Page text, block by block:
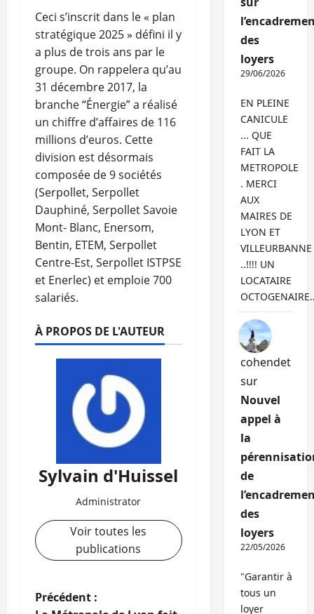
Ceci s’inscrit dans le « plan
stratégique 2025 » défini il y
a plus de trois ans par le
groupe. On rappelera qu’au
31 décembre 2017, la
branche “Énergie” a réalisé
un chiffre d’affaires de 116
millions d’euros. Cette
division est désormais
composée de 9 sociétés
(Serpollet, Serpollet
Dauphiné, Serpollet Savoie
Mont- Blanc, Enersom,
Bentin, ETEM, Serpollet
Centre-Est, Serpollet ISTPSE
et Enerlec) et emploie 700
salariés.
À PROPOS DE L'AUTEUR
Sylvain d'Huissel
Administrator
Voir toutes les
publications
N
Précédent :
des
loyers
29/06/2026
EN PLEINE
CANICULE
... QUE
FAIT LA
METROPOLE
. MERCI
AUX
MAIRES DE
LYON ET
VILLEURBANNE
..!!!! UN
LOCATAIRE
cohendet
sur
Nouvel
appel à
la
de
des
loyers
22/05/2026
"Garantir à
tous un
loyer